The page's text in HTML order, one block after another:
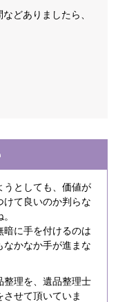
どありましたら、
うとしても、価値が
けて良いのか判らな
に手を付けるのは
かなか手が進まな
整理を、遺品整理士
せて頂いていま